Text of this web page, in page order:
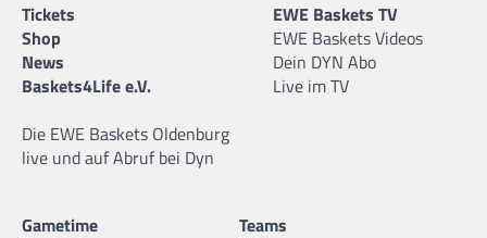
Tickets
Shop
News
Baskets4Life e.V.
Die EWE Baskets Oldenburg
live und auf Abruf bei Dyn
EWE Baskets TV
EWE Baskets Videos
Dein DYN Abo
Live im TV
Gametime
Teams